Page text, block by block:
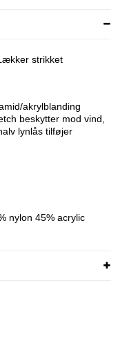
strikket
akrylblanding
beskytter mod vind,
lynlås tilføjer
nylon 45% acrylic